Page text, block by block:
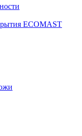
ECOMAST